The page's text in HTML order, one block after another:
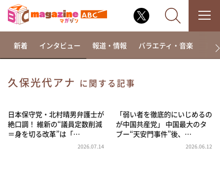
相席食堂
これ余談なんですけど・・・
～人生密着トークバラエティ！～ やすとものいたっ
新着 インタビュー 報道・情報 バラエティ・音楽 ド
久保光代アナ に関する記事
日本保守党・北村晴男弁護士が
絶口調！ 維新の“議員定数削減
＝身を切る改革”は「…
2026.07.14
「弱い者を徹底的にいじめるの
が中国共産党」 中国最大のタ
ブー“天安門事件”後、…
2026.06.12